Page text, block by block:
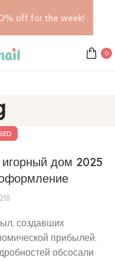
0
дом 2025
создавших
прибылей.
обсосали
off for the week!